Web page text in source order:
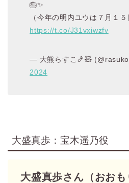
🎂✨
（今年の明内ユウは７月１５
https://t.co/J31vxiwzfv
— 大熊らすこ🍤🧸
2024
大盛真歩：宝木遥乃役
大盛真歩さん（おお